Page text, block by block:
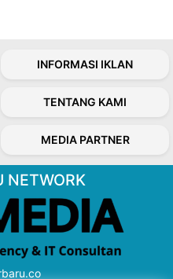
INFORMASI IKLAN
TENTANG KAMI
MEDIA PARTNER
NETWORK